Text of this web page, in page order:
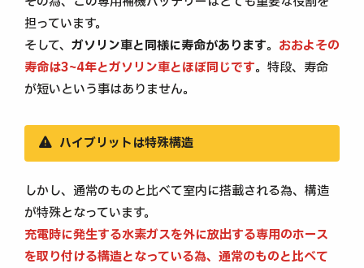
担っています。
そして、 ガソリン車と同様に寿命があります。 おおよその
寿命は3~4年とガソリン車とほぼ同じです。特段、寿命
が短いという事はありません。
ハイブリットは特殊構造
しかし、通常のものと比べて室内に搭載される為、構造
が特殊となっています。
充電時に発生する水素ガスを外に放出する専用のホース
を取り付ける構造となっている為、通常のものと比べて